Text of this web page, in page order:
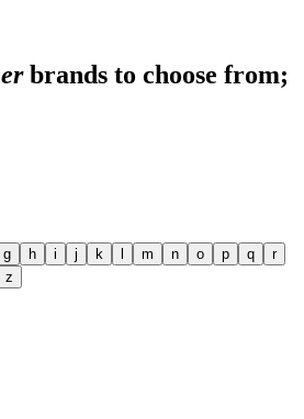
brands to choose from;
g h i j k m n o p q
r
z